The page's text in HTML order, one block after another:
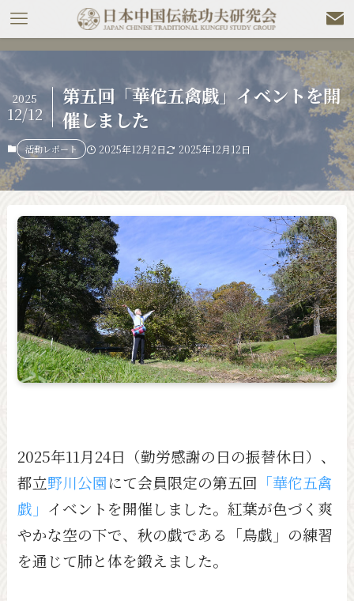
第五回「華佗五禽戯」イベントを開
催しました
2025
12/12
活動レポート 2025年12月2日 2025年12月12日
2025年11月24日（勤労感謝の日の振替休日）、
都立野川公園にて会員限定の第五回 「華佗五禽
戯」 イベントを開催しました。紅葉が色づく爽
やかな空の下で、秋の戯である「鳥戯」の練習
を通じて肺と体を鍛えました。